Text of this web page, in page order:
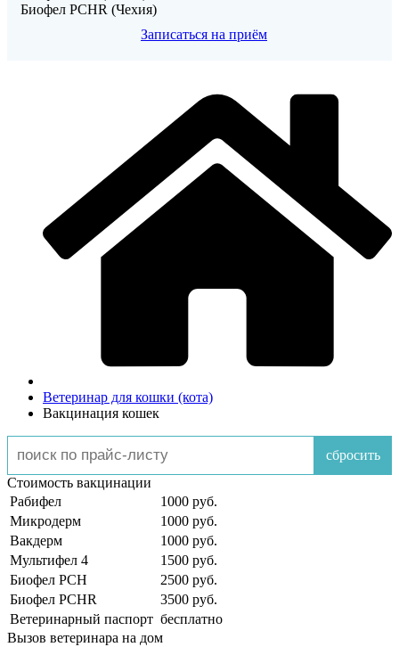
Биофел PCHR (Чехия)
Записаться на приём
Ветеринар для кошки (кота)
Вакцинация кошек
сбросить
Стоимость вакцинации
Рабифел
1000 руб.
Микродерм
1000 руб.
Вакдерм
1000 руб.
Мультифел 4
1500 руб.
Биофел PCH
2500 руб.
Биофел PCHR
3500 руб.
Ветеринарный паспорт бесплатно
Вызов ветеринара на дом